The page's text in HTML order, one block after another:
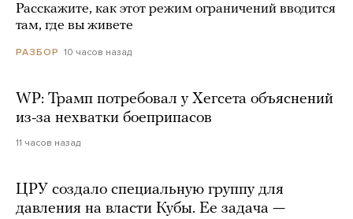
Расскажите, как этот режим ограничений вводится
там, где вы живете
РАЗБОР 10 часов назад
WP: Трамп потребовал у Хегсета объяснений
из-за нехватки боеприпасов
11 часов назад
ЦРУ создало специальную группу для
давления на власти Кубы. Ее задача —